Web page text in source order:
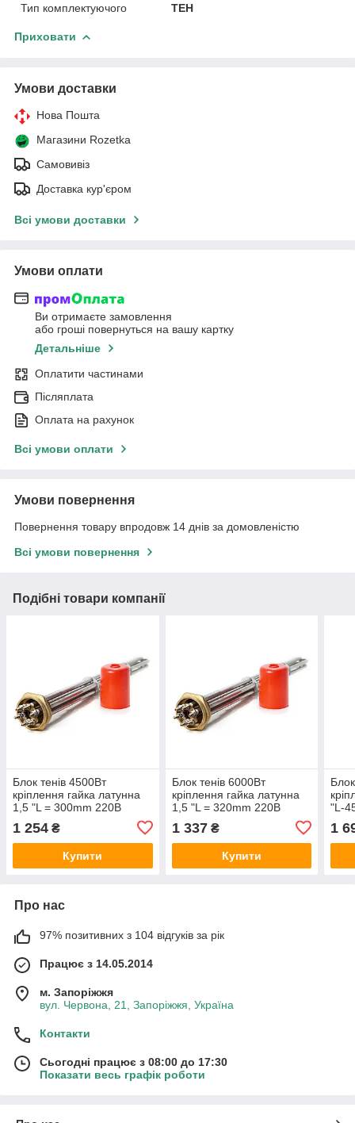
Тип комплектуючого
ТЕН
Приховати
Умови доставки
Нова Пошта
Магазини Rozetka
Самовивіз
Доставка кур'єром
Всі умови доставки
Умови оплати
Ви отримаєте замовлення
або гроші повернуться на вашу картку
Детальніше
Оплатити частинами
Післяплата
Оплата на рахунок
Всі умови оплати
Умови повернення
Повернення товару впродовж 14 днів за домовленістю
Всі умови повернення
Подібні товари компанії
Блок тенів 4500Вт
кріплення гайка латунна
1,5 "L = 300mm 220В
1 254 ₴
Купити
Блок тенів 6000Вт
кріплення гайка латунна
1,5 "L = 320mm 220В
1 337₴
Купити
"L-
1
Про нас
97% позитивних з 104 відгуків за рік
Працює з 14.05.2014
м. Запоріжжя
вул. Червона, 21, Запоріжжя, Україна
Контакти
Сьогодні працює з 08:00 до 17:30
Показати весь графік роботи